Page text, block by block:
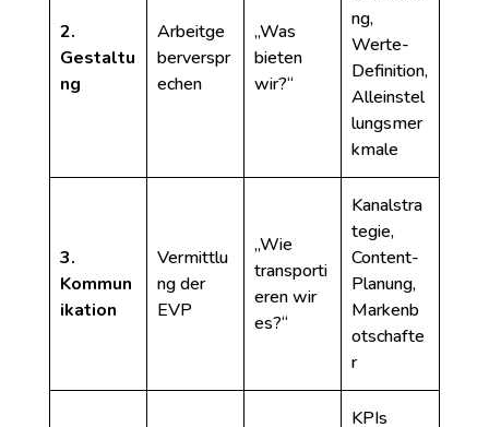
2.
Gestaltu
ng
Arbeitge
berverspr
echen
„Was
bieten
wir?“
ng,
Werte-
Definition,
Alleinstel
lungsmer
kmale
3.
Kommun
ikation
Vermittlu
ng der
EVP
„Wie
transporti
eren wir
es?“
Kanalstra
tegie,
Content-
Planung,
Markenb
otschafte
r
KPIs